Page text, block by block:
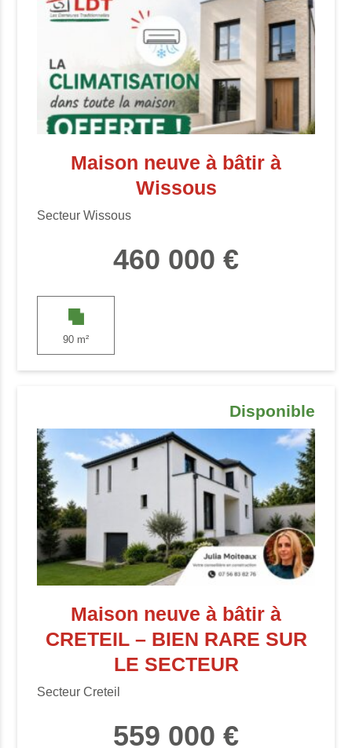
Maison neuve à bâtir à
Wissous
Secteur Wissous
460 000 €
90 m²
Disponible
Maison neuve à bâtir à
CRETEIL – BIEN RARE SUR
LE SECTEUR
Secteur Creteil
559 000 €